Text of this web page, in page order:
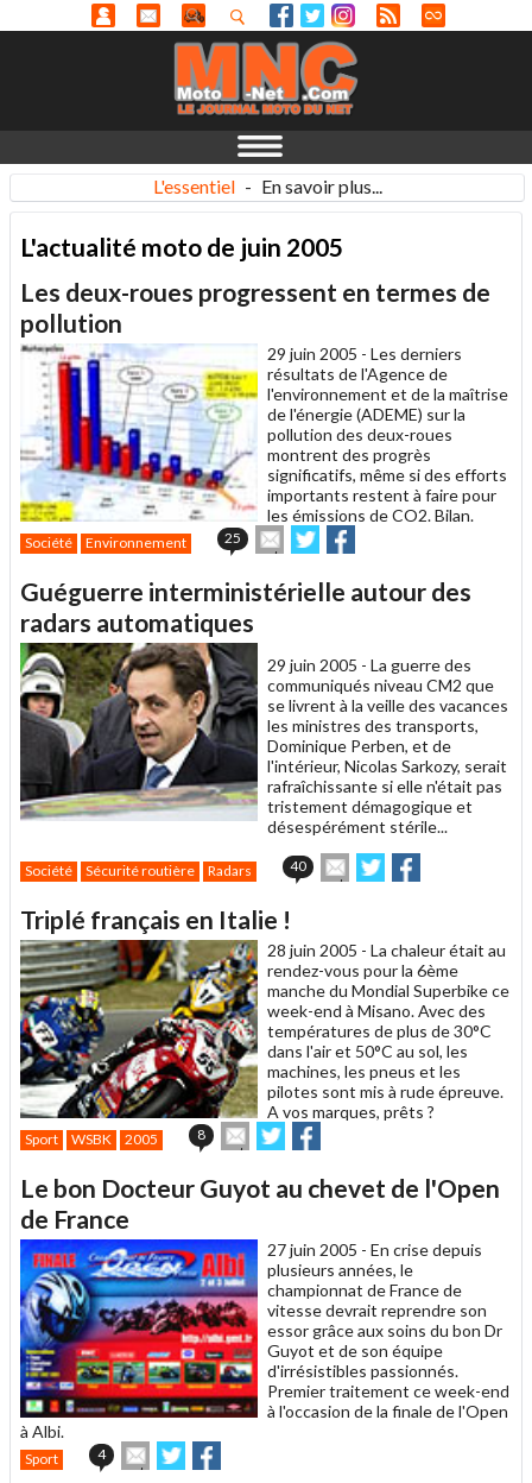
L'essentiel - En savoir plus...
L'actualité moto de juin 2005
Les deux-roues progressent en termes de
pollution
29 juin 2005 - Les derniers
résultats de l'Agence de
l'environnement et de la maîtrise
de l'énergie (ADEME) sur la
pollution des deux-roues
montrent des progrès
significatifs, même si des efforts
importants restent à faire pour
les émissions de CO2. Bilan.
Société Environnement 25
Envoyer
cet
à
Partager
sur sur
Guéguerre interministérielle autour des
radars automatiques
29 juin 2005 - La guerre des
communiqués niveau CM2 que
se livrent à la veille des vacances
les ministres des transports,
Dominique Perben, et de
l'intérieur, Nicolas Sarkozy, serait
rafraîchissante si elle n'était pas
tristement démagogique et
désespérément stérile...
Société Sécurité routière Radars 40
Envoyer
cet
un
ami
Partager
sur sur
Triplé français en Italie !
28 juin 2005 - La chaleur était au
rendez-vous pour la 6ème
manche du Mondial Superbike ce
week-end à Misano. Avec des
températures de plus de 30°C
dans l'air et 50°C au sol, les
machines, les pneus et les
pilotes sont mis à rude épreuve.
A vos marques, prêts ?
Sport WSBK 2005 8
Envoyer
cet
à
Partager
sur sur
Le bon Docteur Guyot au chevet de l'Open
de France
27 juin 2005 - En crise depuis
plusieurs années, le
championnat de France de
vitesse devrait reprendre son
essor grâce aux soins du bon Dr
Guyot et de son équipe
d'irrésistibles passionnés.
Premier traitement ce week-end
à l'occasion de la finale de l'Open
à Albi.
Sport 4
Envoyer
cet
Partager
sur sur